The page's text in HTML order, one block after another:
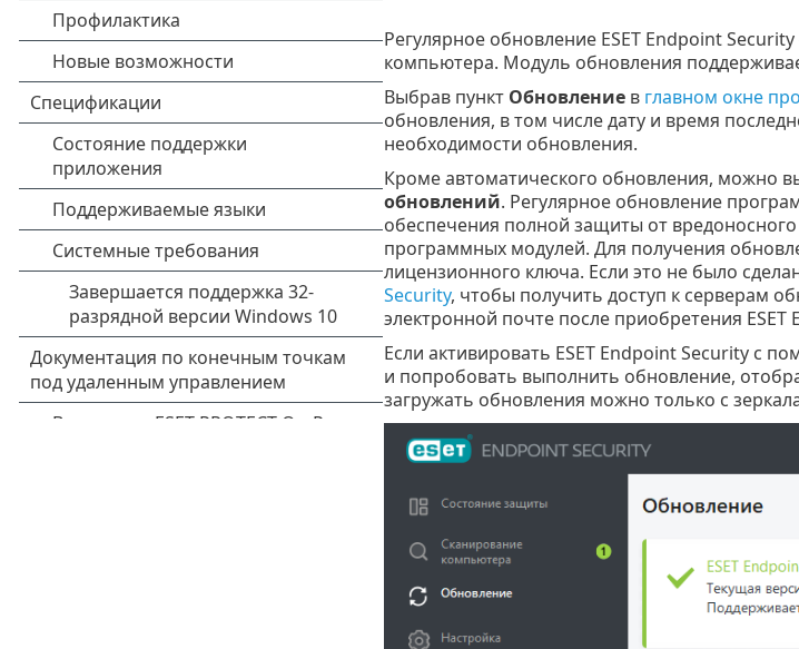
Регулярное обновление ESET Endpoint
компьютера. Модуль обновления
Выбрав пункт Обновлениев главном окне
обновления, в том числе дату и время
необходимости обновления.
Кроме автоматического обновления, можно
обновлений. Регулярное обновление
обеспечения полной защиты от
программных модулей. Для получения
лицензионного ключа. Если это не было
Security, чтобы получить доступ к серверам
электронной почте после приобретения ESET
Если активировать ESET Endpoint Security с
и попробовать выполнить обновление,
загружать обновления можно только с